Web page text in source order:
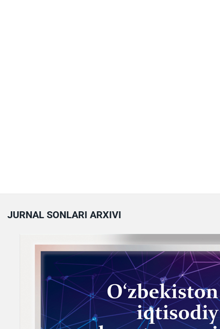
JURNAL SONLARI ARXIVI